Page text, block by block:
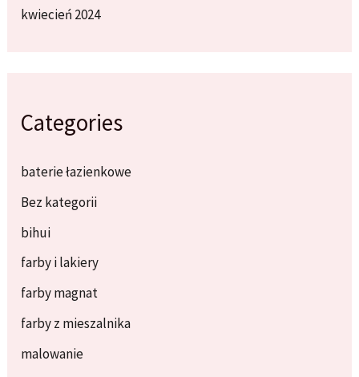
kwiecień 2024
Categories
baterie łazienkowe
Bez kategorii
bihui
farby i lakiery
farby magnat
farby z mieszalnika
malowanie